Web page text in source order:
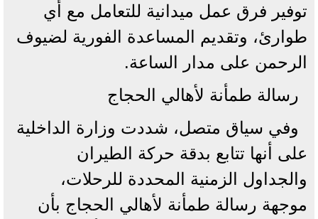
توفير فرق عمل ميدانية للتعامل مع أي
طوارئ، وتقديم المساعدة الفورية لضيوف
الرحمن على مدار الساعة.
رسالة طمأنة لأهالي الحجاج
وفي سياق متصل، شددت وزارة الداخلية
على أنها تتابع بدقة حركة الطيران
والجداول الزمنية المحددة للرحلات،
موجهة رسالة طمأنة لأهالي الحجاج بأن